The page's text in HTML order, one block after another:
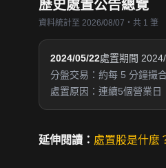
歷史處置公告總覽
資料統計至 2026/08/07・共 1 筆
2024/05/22處置期間
分盤交易：約每 5 分鐘撮
處置原因：連續5個營業日
延伸閱讀： 處置股是什麼